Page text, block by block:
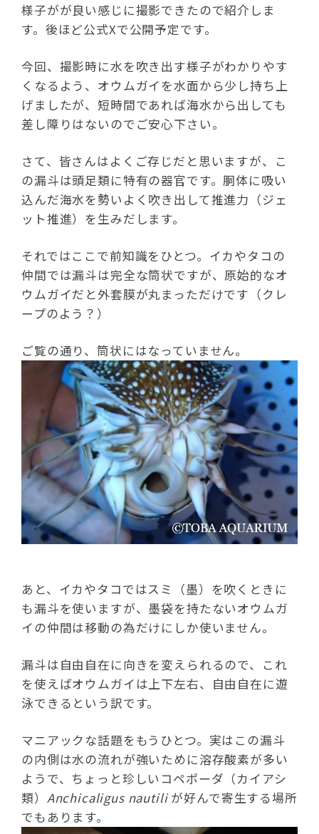
様子がが良い感じに撮影できたので紹介しま
す。後ほど公式Xで公開予定です。
今回、撮影時に水を吹き出す様子がわかりやす
くなるよう、オウムガイを水面から少し持ち上
げましたが、短時間であれば海水から出しても
差し障りはないのでご安心下さい。
さて、皆さんはよくご存じだと思いますが、こ
の漏斗は頭足類に特有の器官です。胴体に吸い
込んだ海水を勢いよく吹き出して推進力（ジェ
ット推進）を生みだします。
それではここで前知識をひとつ。イカやタコの
仲間では漏斗は完全な筒状ですが、原始的なオ
ウムガイだと外套膜が丸まっただけです（クレ
ープのよう？）
ご覧の通り、筒状にはなっていません。
あと、イカやタコではスミ（墨）を吹くときに
も漏斗を使いますが、墨袋を持たないオウムガ
イの仲間は移動の為だけにしか使いません。
漏斗は自由自在に向きを変えられるので、これ
を使えばオウムガイは上下左右、自由自在に遊
泳できるという訳です。
マニアックな話題をもうひとつ。実はこの漏斗
の内側は水の流れが強いために溶存酸素が多い
ようで、ちょっと珍しいコペポーダ（カイアシ
類） Anchicaligus nautiliが好んで寄生する場所
でもあります。